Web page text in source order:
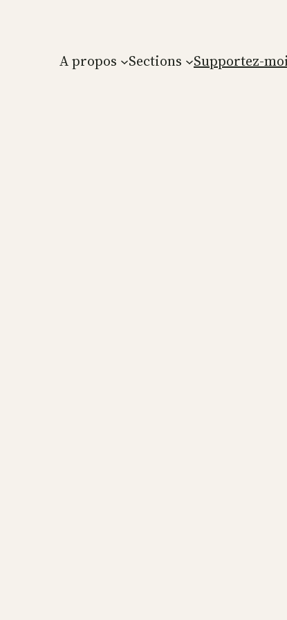
A propos Sections Supportez-